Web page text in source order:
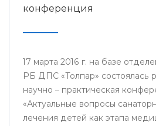
конференция
17 марта 2016 г. на базе
РБ ДПС «Толпар» состоялась
научно – практическая
«Актуальные вопросы
лечения детей как этапа